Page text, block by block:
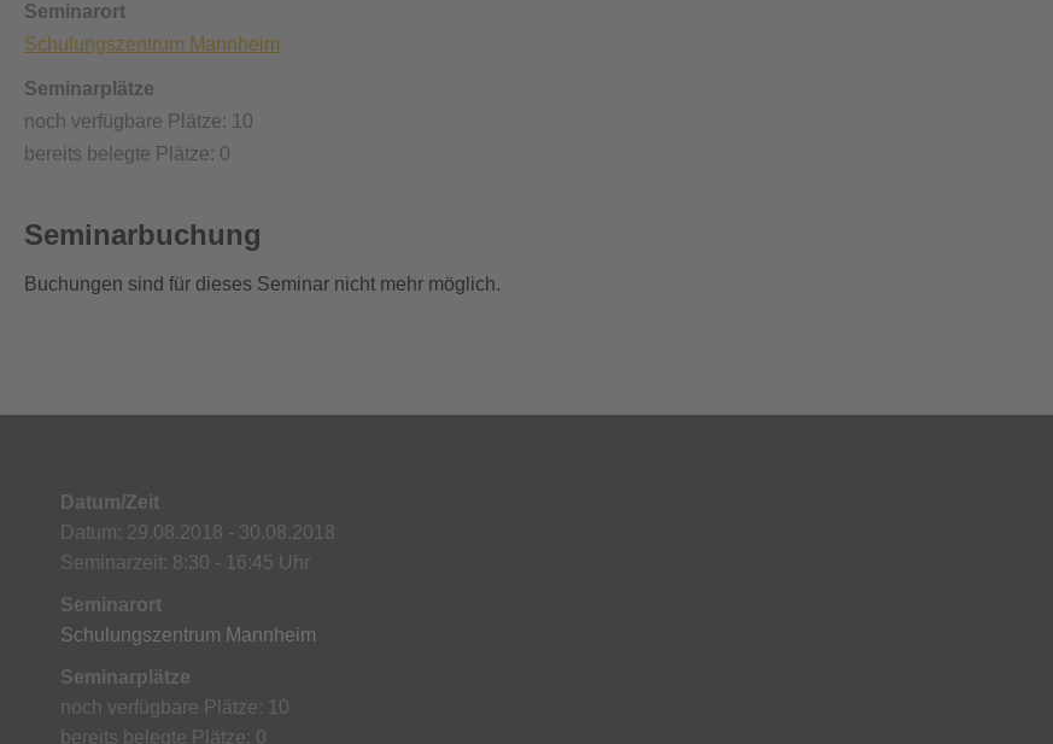
Seminarort
Schulungszentrum Mannheim
Seminarplätze
noch verfügbare Plätze: 10
bereits belegte Plätze: 0
Seminarbuchung
Buchungen sind für dieses Seminar nicht mehr möglich.
Datum/Zeit
Datum: 29.08.2018 - 30.08.2018
Seminarzeit: 8:30 - 16:45 Uhr
Seminarort
Schulungszentrum Mannheim
Seminarplätze
noch verfügbare Plätze: 10
bereits belegte Plätze: 0